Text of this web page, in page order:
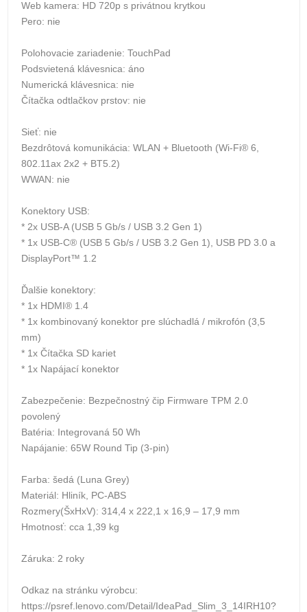
Web kamera: HD 720p s privátnou krytkou
Pero: nie
Polohovacie zariadenie: TouchPad
Podsvietená klávesnica: áno
Numerická klávesnica: nie
Čítačka odtlačkov prstov: nie
Sieť: nie
Bezdrôtová komunikácia: WLAN + Bluetooth (Wi-Fi® 6,
802.11ax 2x2 + BT5.2)
WWAN: nie
Konektory USB:
* 2x USB-A (USB 5 Gb/s / USB 3.2 Gen 1)
* 1x USB-C® (USB 5 Gb/s / USB 3.2 Gen 1), USB PD 3.0 a
DisplayPort™ 1.2
Ďalšie konektory:
* 1x HDMI® 1.4
* 1x kombinovaný konektor pre slúchadlá / mikrofón (3,5
mm)
* 1x Čítačka SD kariet
* 1x Napájací konektor
Zabezpečenie: Bezpečnostný čip Firmware TPM 2.0
povolený
Batéria: Integrovaná 50 Wh
Napájanie: 65W Round Tip (3-pin)
Farba: šedá (Luna Grey)
Materiál: Hliník, PC-ABS
Rozmery(ŠxHxV): 314,4 x 222,1 x 16,9 – 17,9 mm
Hmotnosť: cca 1,39 kg
Záruka: 2 roky
Odkaz na stránku výrobcu:
https://psref.lenovo.com/Detail/IdeaPad_Slim_3_14IRH10?